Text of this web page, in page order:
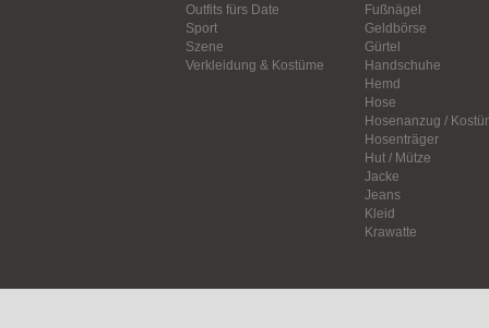
Outfits fürs Date
Sport
Szene
Verkleidung & Kostüme
Fußnägel
Geldbörse
Gürtel
Handschuhe
Hemd
Hose
Hosenanzug /
Hosenträger
Hut / Mütze
Jacke
Jeans
Kleid
Krawatte